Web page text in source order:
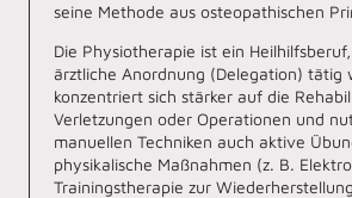
seine Methode aus osteopathischen
Die Physiotherapie ist ein
ärztliche Anordnung (Delegation) tätig
konzentriert sich stärker auf die
Verletzungen oder Operationen und
manuellen Techniken auch aktive
physikalische Maßnahmen (z. B.
Trainingstherapie zur